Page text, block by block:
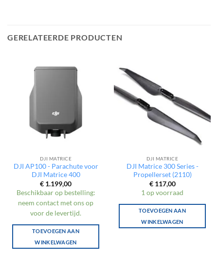
GERELATEERDE PRODUCTEN
DJI MATRICE
DJI AP100 - Parachute voor
DJI Matrice 400
€ 1.199,00
Beschikbaar op bestelling:
neem contact met ons op
voor de levertijd.
TOEVOEGEN AAN
WINKELWAGEN
DJI MATRICE
DJI Matrice 300 Series -
Propellerset (2110)
€117,00
1 op voorraad
TOEVOEGEN AAN
WINKELWAGEN